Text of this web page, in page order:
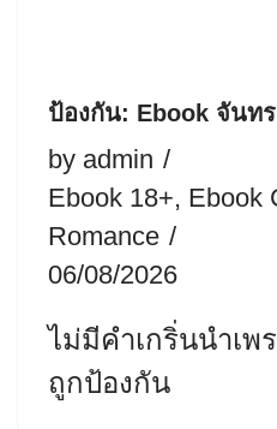
ป้องกัน: Ebook จันท
by admin
Ebook 18+, Ebook
Romance
06/08/2026
ไม่มีคำเกริ่นนำเพ
ถูกป้องกัน